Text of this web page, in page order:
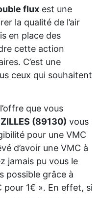
flux est une
la qualité de l’air
en place des
cette action
C’est une
ceux qui souhaitent
l’offre que vous
(89130) vous
pour une VMC
d’avoir une VMC à
jamais pu vous le
possible grâce à
pour 1€ ». En effet, si